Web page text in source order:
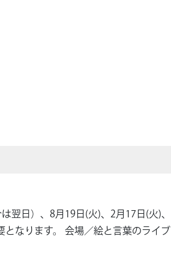
日）、8月19日(火)、2月17日(火)、
なります。 会場／絵と言葉のライブ